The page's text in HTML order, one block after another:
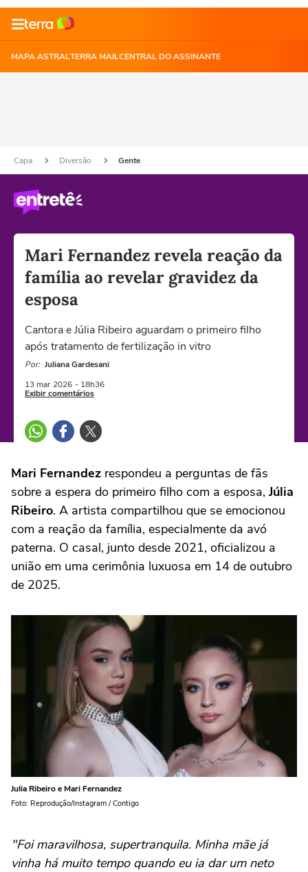
MAPA ASTRALTERRA MAILCENTRAL DO ASSINANTE
Capa Diversão Gente
Mari Fernandez revela reação da
família ao revelar gravidez da
esposa
Cantora e Júlia Ribeiro aguardam o primeiro filho
após tratamento de fertilização in vitro
Por: Juliana Gardesani
13 mar 2026 - 18h36
Exibir comentários
Mari Fernandez respondeu a perguntas de fãs
sobre a espera do primeiro filho com a esposa, Júlia
Ribeiro. A artista compartilhou que se emocionou
com a reação da família, especialmente da avó
paterna. O casal, junto desde 2021, oficializou a
união em uma cerimônia luxuosa em 14 de outubro
de 2025.
Julia Ribeiro e Mari Fernandez
Foto: Reprodução/Instagram / Contigo
"Foi maravilhosa, supertranquila. Minha mãe já
vinha há muito tempo quando eu ia dar um neto